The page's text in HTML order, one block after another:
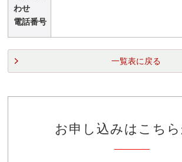
わせ
電話番号
一覧表に戻る
お申し込みはこちら